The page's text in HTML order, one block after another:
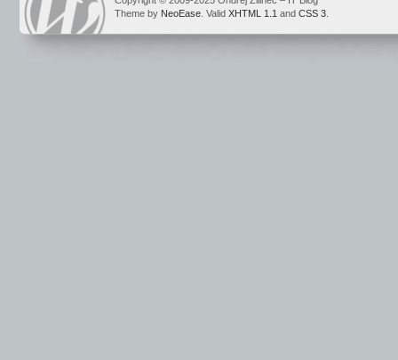
Theme by NeoEase . Valid XHTML 1.1 and CSS 3